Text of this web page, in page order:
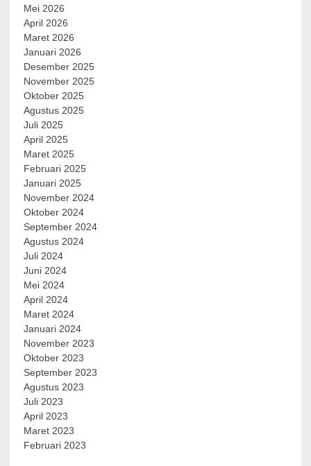
Mei 2026
April 2026
Maret 2026
Januari 2026
Desember 2025
November 2025
Oktober 2025
Agustus 2025
Juli 2025
April 2025
Maret 2025
Februari 2025
Januari 2025
November 2024
Oktober 2024
September 2024
Agustus 2024
Juli 2024
Juni 2024
Mei 2024
April 2024
Maret 2024
Januari 2024
November 2023
Oktober 2023
September 2023
Agustus 2023
Juli 2023
April 2023
Maret 2023
Februari 2023